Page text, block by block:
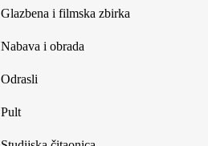
Glazbena i filmska zbirka
Nabava i obrada
Odrasli
Pult